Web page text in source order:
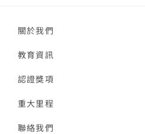
關於我們
教育資訊
認證獎項
重大里程
聯絡我們